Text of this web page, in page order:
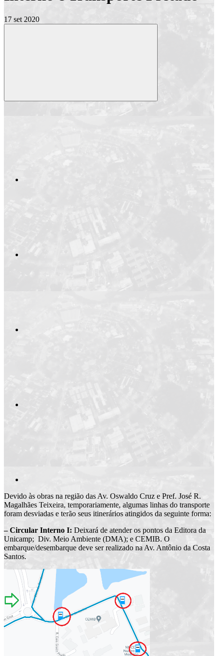
17 set 2020
Compartilhar
Devido às obras na região das Av. Oswaldo Cruz e Pref. José R.
Magalhães Teixeira, temporariamente, algumas linhas do transporte
foram desviadas e terão seus itinerários atingidos da seguinte forma:
– Circular Interno I: Deixará de atender os pontos da Editora da
Unicamp; Div. Meio Ambiente (DMA); e CEMIB. O
embarque/desembarque deve ser realizado na Av. Antônio da Costa
Santos.